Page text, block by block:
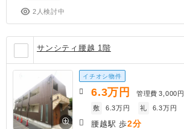
2人検討中
サンシティ腰越 1階
イチオシ物件
6.3万円 管理費 3,000円
敷
6.3万円 礼 6.3万円
腰越駅 歩2分